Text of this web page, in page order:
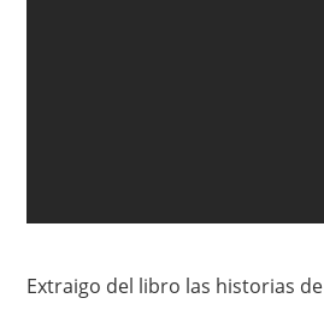
Extraigo del libro las historias de